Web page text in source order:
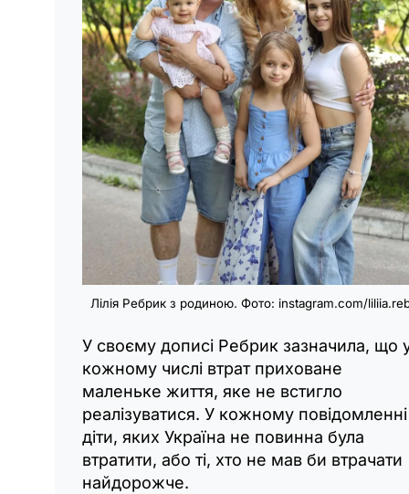
Лілія Ребрик з родиною. Фото: instagram.com/
У своєму дописі Ребрик зазначила, що
кожному числі втрат приховане
маленьке життя, яке не встигло
реалізуватися. У кожному
діти, яких Україна не повинна була
втратити, або ті, хто не мав би втрачати
найдорожче.